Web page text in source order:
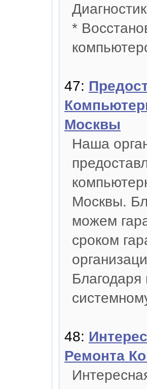
*
47:
Москвы
Наша
Москвы.
можем
cроком
48:
Ремонта